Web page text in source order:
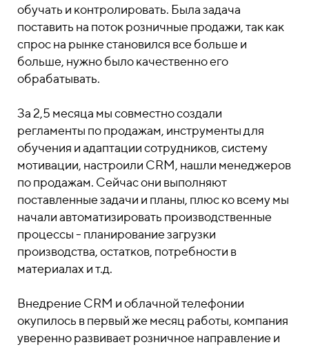
обучать и контролировать. Была задача
поставить на поток розничные продажи, так как
спрос на рынке становился все больше и
больше, нужно было качественно его
обрабатывать.
За 2,5 месяца мы совместно создали
регламенты по продажам, инструменты для
обучения и адаптации сотрудников, систему
мотивации, настроили CRM, нашли менеджеров
по продажам. Сейчас они выполняют
поставленные задачи и планы, плюс ко всему мы
начали автоматизировать производственные
процессы - планирование загрузки
производства, остатков, потребности в
материалах и т.д.
Внедрение CRM и облачной телефонии
окупилось в первый же месяц работы, компания
уверенно развивает розничное направление и